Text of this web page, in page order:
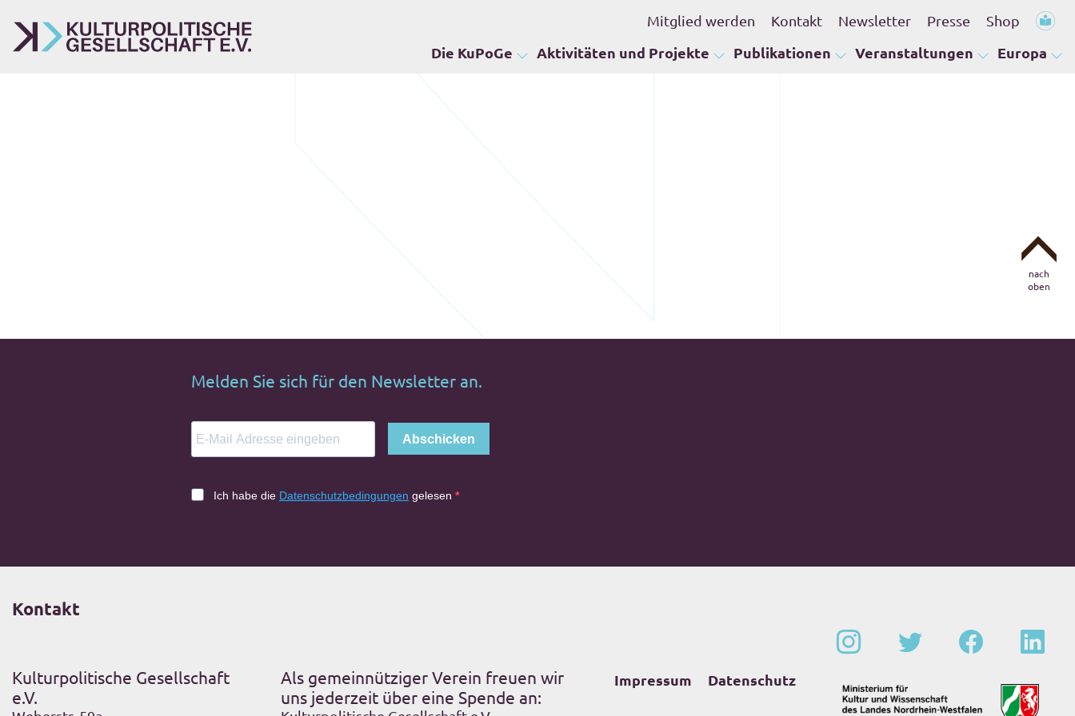
Mitglied werden Kontakt Newsletter Presse Shop
Die KuPoGe Aktivitäten und Projekte Publikationen Veranstaltungen Europa
nach
oben
Melden Sie sich für den Newsletter an.
Abschicken
Ich habe die Datenschutzbedingungen gelesen
Kontakt
Kulturpolitische Gesellschaft
e.V.
Als gemeinnütziger Verein freuen wir
uns jederzeit über eine Spende an:
Impressum Datenschutz